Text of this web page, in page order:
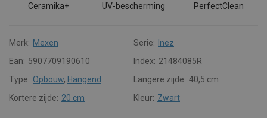
Ceramika+ UV-bescherming PerfectClean
Merk: Mexen Serie:
Inez
Ean: 5907709190610 Index: 21484085R
Type: Opbouw, Hangend Langere zijde: 40,5 cm
Kortere zijde: 20 cm Kleur: Zwart